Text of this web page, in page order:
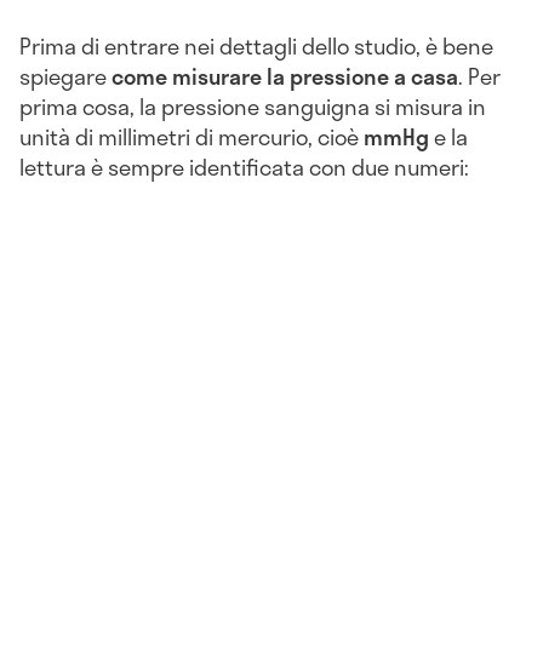
Prima di entrare nei dettagli dello studio, è bene
spiegarecome misurare la pressione a casa. Per
prima cosa, la pressione sanguigna si misura in
unità di millimetri di mercurio, cioèmmHge la
lettura è sempre identificata con due numeri: